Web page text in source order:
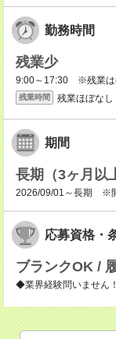
勤務時間
残業少
9:00～17:30 ※残業は
残業時間 残業ほぼなし
期間
長期（3ヶ月以
2026/09/01～長期 ※
応募資格・
ブランクOK /
◆業界経験問いません